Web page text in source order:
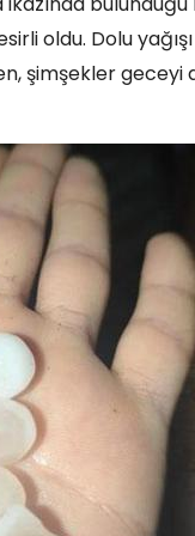
oldu. Dolu
şimşekler geceyi